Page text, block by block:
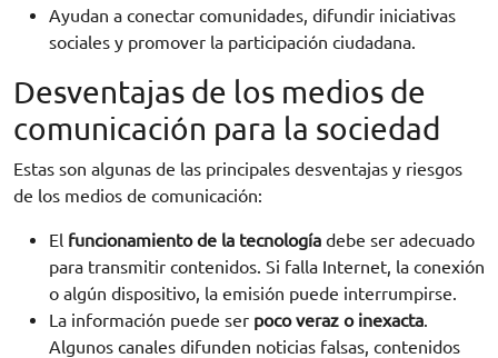
Ayudan a conectar comunidades, difundir iniciativas
sociales y promover la participación ciudadana.
Desventajas de los medios de
comunicación para la sociedad
Estas son algunas de las principales desventajas y riesgos
de los medios de comunicación:
El funcionamiento de la tecnología debe ser adecuado
para transmitir contenidos. Si falla Internet, la conexión
o algún dispositivo, la emisión puede interrumpirse.
La información puede ser poco veraz o inexacta.
Algunos canales difunden noticias falsas, contenidos